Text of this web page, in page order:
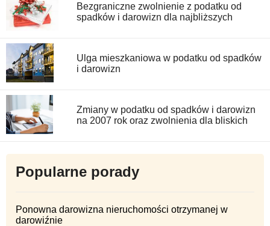
Bezgraniczne zwolnienie z podatku od
spadków i darowizn dla najbliższych
Ulga mieszkaniowa w podatku od spadków
i darowizn
Zmiany w podatku od spadków i darowizn
na 2007 rok oraz zwolnienia dla bliskich
Popularne porady
Ponowna darowizna nieruchomości otrzymanej w
darowiźnie